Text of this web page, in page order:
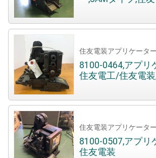
住友電装アプリケーター
8100-0464,アプリ
住友電工/住友電装
住友電装アプリケーター
8100-0507,アプリ
住友電装